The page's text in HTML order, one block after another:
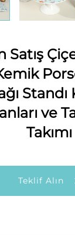
Satış
Standı
ve
Takımı
Teklif Alın